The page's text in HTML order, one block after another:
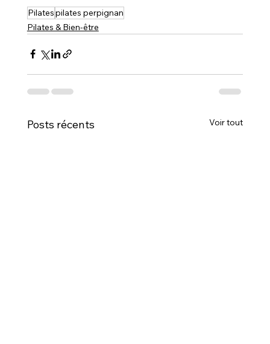
Pilatespilates perpignan
Pilates & Bien-être
Posts récents Voir tout